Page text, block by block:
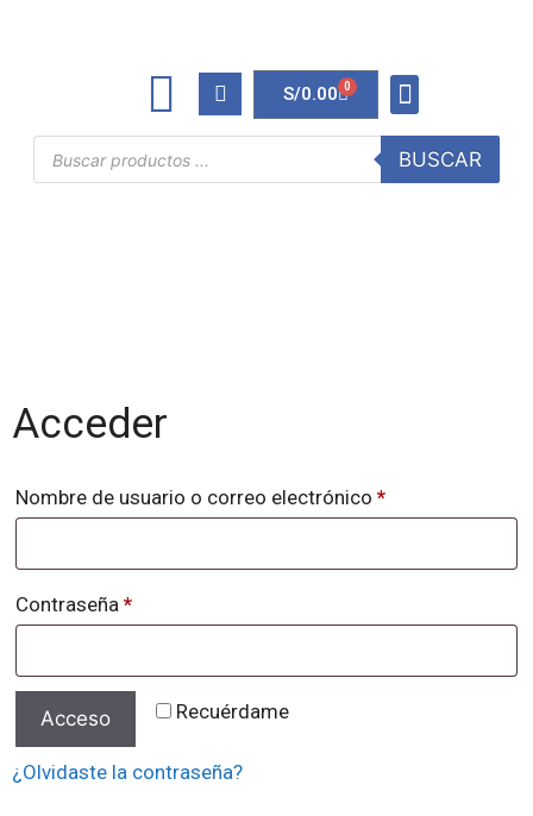
S/0.00 0
BUSCAR
Acceder
Nombre de usuario o correo electrónico *
Contraseña *
Recuérdame
Acceso
¿Olvidaste la contraseña?